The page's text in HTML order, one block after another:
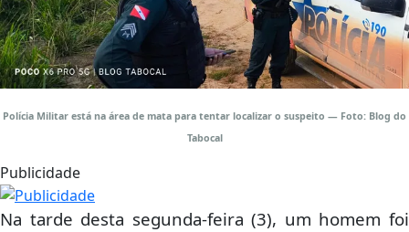
Polícia Militar está na área de mata para tentar localizar o suspeito — Foto: Blog do
Tabocal
Publicidade
Na tarde desta segunda-feira (3), um homem foi